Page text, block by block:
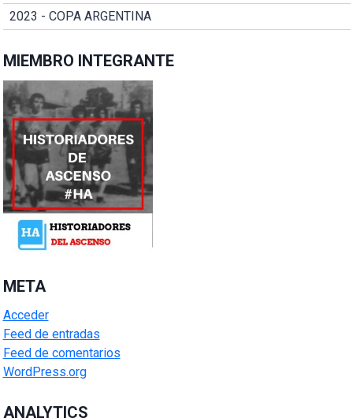
2023 - COPA ARGENTINA
MIEMBRO INTEGRANTE
META
Acceder
Feed de entradas
Feed de comentarios
WordPress.org
ANALYTICS